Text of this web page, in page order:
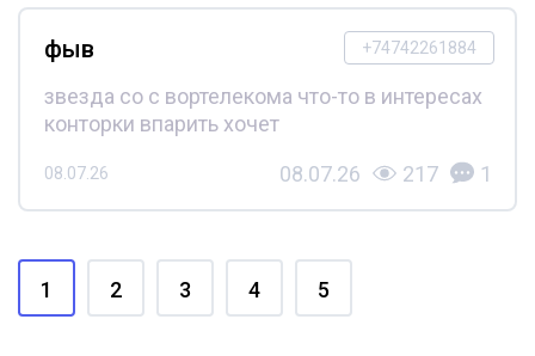
+74742261884
фыв
звезда со с вортелекома что-то в интересах
конторки впарить хочет
08.07.26 08.07.26 217 1
1 2 3 4 5